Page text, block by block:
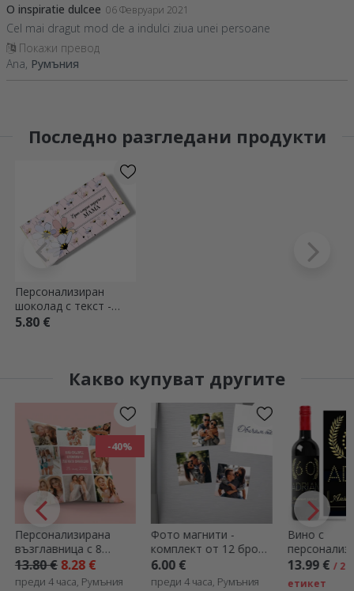
O inspiratie dulcee 06 Февруари 2021
Cel mai dragut mod de a indulci ziua unei persoane
Покажи превод
Ana, Румъния
Последно разгледани продукти
Персонализиран
шоколад с текст -
специален подарък
5.80 €
Какво купуват другите
-40%
Персонализирана
възглавница с 8
снимки и послание -
голям формат
13.80 €8.28 €
преди 4 часа, Румъния
Фото магнити -
комплект от 12 броя,
6x6 см
6.00 €
преди 4 часа, Румъния
Вино с
надпис –
13.99 € / 2
етикет